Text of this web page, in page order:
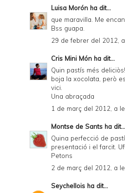
Luisa Morón ha dit...
que maravilla. Me
Bss guapa.
29 de febrer del 2012,
Cris Mini Món ha dit...
Quin pastís més
boja la xocolata, però
vici.
Una abraçada
1 de març del 2012, a
Montse de Sants ha dit...
Quina perfecció de
presentació i el farcit.
Petons
2 de març del 2012, a
Seychellois ha dit...